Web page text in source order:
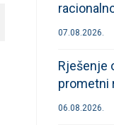
07.08.2026.
Rješenje
prometni
06.08.2026.